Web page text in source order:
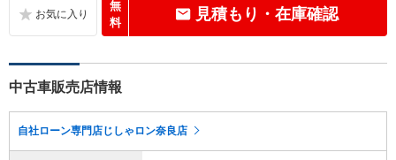
無
料
見積もり・在庫確認
中古車販売店情報
自社ローン専門店じしゃロン奈良店